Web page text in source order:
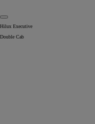
Hilux Executive
Double Cab